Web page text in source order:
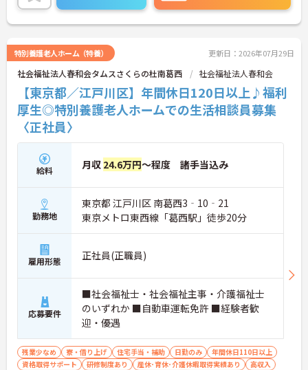
特別養護老人ホーム（特養） 更新日：2026年07月29日
社会福祉法人春和会タムスさくらの杜南葛西 社会福祉法人春和会
【東京都／江戸川区】年間休日120日以上♪福利
厚生◎特別養護老人ホームでの生活相談員募集
〈正社員〉
給料 月収 24.6万円～程度 諸手当込み
勤務地
東京都 江戸川区 南葛西3‐10‐21
東京メトロ東西線「葛西駅」徒歩20分
雇用形態 正社員(正職員)
応募要件
■社会福祉士・社会福祉主事・介護福祉士
のいずれか ■自動車運転免許 ■経験者歓
迎・優遇
残業少なめ 寮・借り上げ 住宅手当・補助 日勤のみ
年間休日110日以上
資格取得サポート
研修制度あり 産休･育休･介護休暇取得実績あり
高収入